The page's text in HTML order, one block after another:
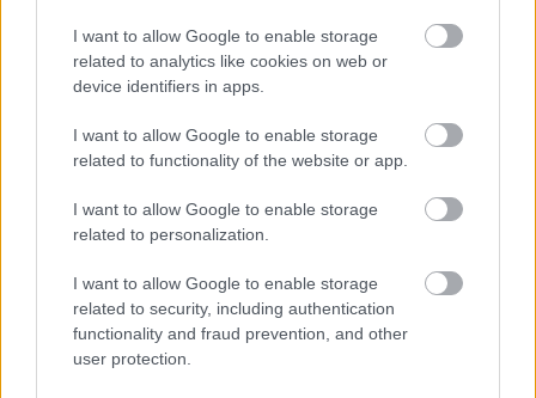
I want to allow Google to enable storage
related to analytics like cookies on web or
device identifiers in apps.
I want to allow Google to enable storage
related to functionality of the website or app.
I want to allow Google to enable storage
related to personalization.
I want to allow Google to enable storage
related to security, including authentication
functionality and fraud prevention, and other
user protection.
35. hét 4poszt
34. hét 2poszt
33. hét 3poszt
31. hét 2poszt
30. hét 1poszt
28. hét 3poszt
27. hét 4poszt
26. hét 5
poszt
25. hét 3 poszt
24. hét3 poszt
23. hét 5poszt